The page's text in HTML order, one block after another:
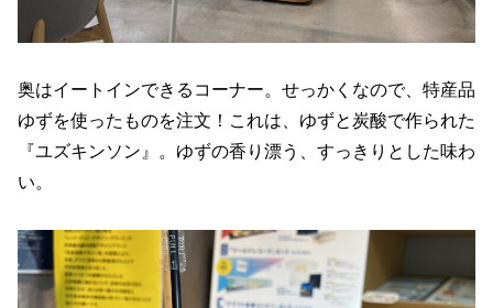
奥はイートインできるコーナー。せっかくなので、特産品
ゆずを使ったものを注文！これは、ゆずと炭酸で作られた
『ユズキンソン』。ゆずの香り漂う、すっきりとした味わ
い。